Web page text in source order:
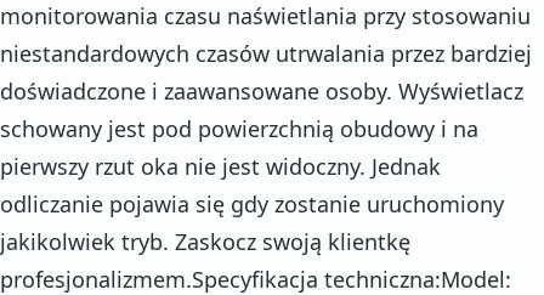
monitorowania czasu naświetlania przy stosowaniu
niestandardowych czasów utrwalania przez bardziej
doświadczone i zaawansowane osoby. Wyświetlacz
schowany jest pod powierzchnią obudowy i na
pierwszy rzut oka nie jest widoczny. Jednak
odliczanie pojawia się gdy zostanie uruchomiony
jakikolwiek tryb. Zaskocz swoją klientkę
profesjonalizmem.Specyfikacja techniczna:Model: